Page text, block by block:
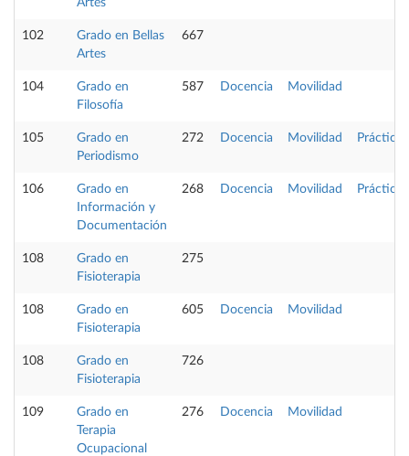
Artes
102
Grado en Bellas
Artes
667
104
Grado en
Filosofía
587 Docencia Movilidad
105
Grado en
Periodismo
272 Docencia Movilidad Prácticas
106
Grado en
Información y
Documentación
268 Docencia Movilidad Prácticas
108
Grado en
Fisioterapia
275
108
Grado en
Fisioterapia
605 Docencia Movilidad
108
Grado en
Fisioterapia
726
109
Grado en
Terapia
Ocupacional
276 Docencia Movilidad